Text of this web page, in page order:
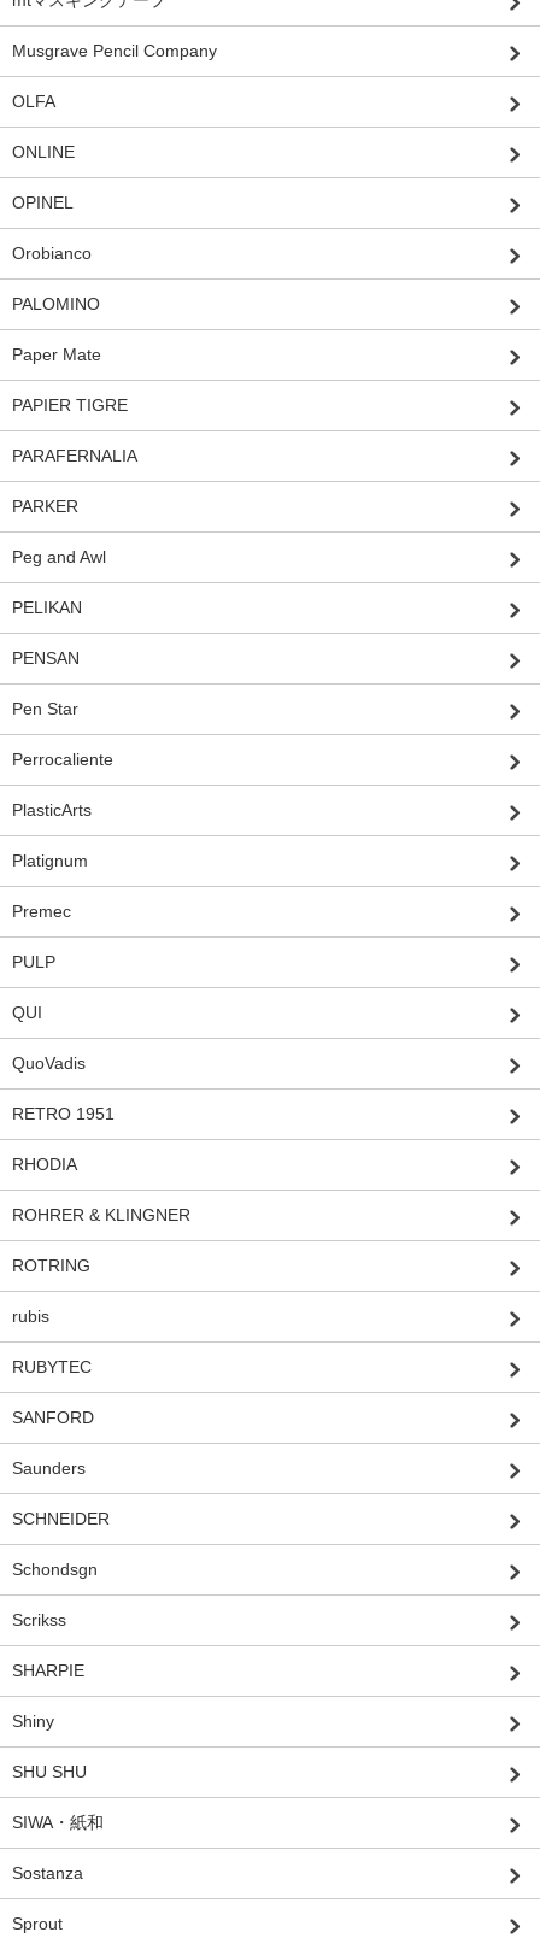
Musgrave Pencil Company
OLFA
ONLINE
OPINEL
Orobianco
PALOMINO
Paper Mate
PAPIER TIGRE
PARAFERNALIA
PARKER
Peg and Awl
PELIKAN
PENSAN
Pen Star
Perrocaliente
PlasticArts
Platignum
Premec
PULP
QUI
QuoVadis
RETRO 1951
RHODIA
ROHRER & KLINGNER
ROTRING
rubis
RUBYTEC
SANFORD
Saunders
SCHNEIDER
Schondsgn
Scrikss
SHARPIE
Shiny
SHU SHU
SIWA・紙和
Sostanza
Sprout